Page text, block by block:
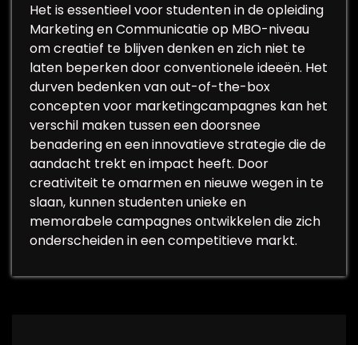
Het is essentieel voor studenten in de opleiding
Marketing en Communicatie op MBO-niveau
om creatief te blijven denken en zich niet te
laten beperken door conventionele ideeën. Het
durven bedenken van out-of-the-box
concepten voor marketingcampagnes kan het
verschil maken tussen een doorsnee
benadering en een innovatieve strategie die de
aandacht trekt en impact heeft. Door
creativiteit te omarmen en nieuwe wegen in te
slaan, kunnen studenten unieke en
memorabele campagnes ontwikkelen die zich
onderscheiden in een competitieve markt.